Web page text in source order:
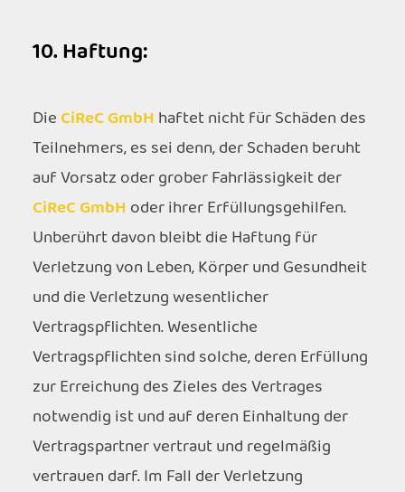
10. Haftung:
DieCiReC GmbH haftet nicht für Schäden des
Teilnehmers, es sei denn, der Schaden beruht
auf Vorsatz oder grober Fahrlässigkeit der
CiReC GmbH oder ihrer Erfüllungsgehilfen.
Unberührt davon bleibt die Haftung für
Verletzung von Leben, Körper und Gesundheit
und die Verletzung wesentlicher
Vertragspflichten. Wesentliche
Vertragspflichten sind solche, deren Erfüllung
zur Erreichung des Zieles des Vertrages
notwendig ist und auf deren Einhaltung der
Vertragspartner vertraut und regelmäßig
vertrauen darf. Im Fall der Verletzung